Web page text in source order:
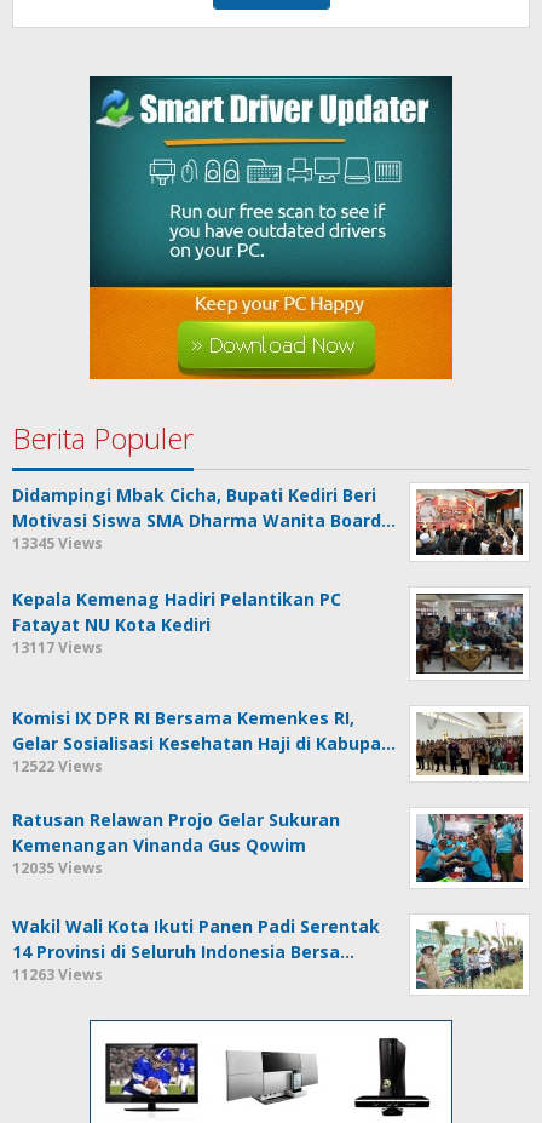
Berita Populer
Didampingi Mbak Cicha, Bupati Kediri Beri
Motivasi Siswa SMA Dharma Wanita Board…
13345 Views
Kepala Kemenag Hadiri Pelantikan PC
Fatayat NU Kota Kediri
13117 Views
Komisi IX DPR RI Bersama Kemenkes RI,
Gelar Sosialisasi Kesehatan Haji di Kabupa…
12522 Views
Ratusan Relawan Projo Gelar Sukuran
Kemenangan Vinanda Gus Qowim
12035 Views
Wakil Wali Kota Ikuti Panen Padi Serentak
14 Provinsi di Seluruh Indonesia Bersa…
11263 Views